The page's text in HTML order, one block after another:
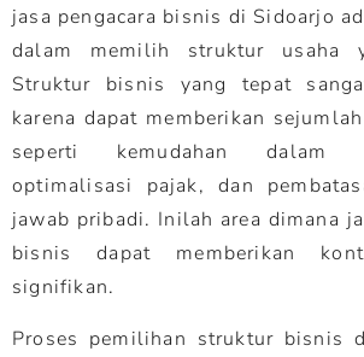
jasa pengacara bisnis di Sidoarjo
dalam memilih struktur usaha
Struktur bisnis yang tepat
karena dapat memberikan
seperti kemudahan dalam
optimalisasi pajak, dan
jawab pribadi. Inilah area dimana
bisnis dapat memberikan
signifikan.
Proses pemilihan struktur bisnis